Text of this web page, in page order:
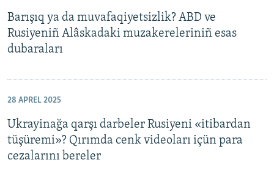
Barışıq ya da muvafaqiyetsizlik? ABD ve
Rusiyeniñ Alâskadaki muzakereleriniñ esas
dubaraları
28 APREL 2025
Ukrayinağa qarşı darbeler Rusiyeni «itibardan
tüşüremi»? Qırımda cenk videoları içün para
cezalarını bereler